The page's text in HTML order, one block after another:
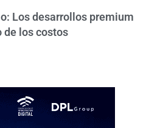
Los desarrollos premium
de los costos